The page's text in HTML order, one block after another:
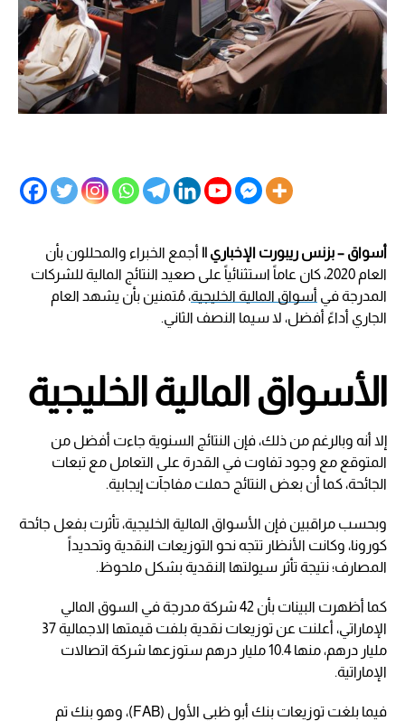
أسواق – بزنس ريبورت الإخباري || أجمع الخبراء والمحللون بأن
العام 2020، كان عاماً استثنائياً على صعيد النتائج المالية للشركات
المدرجة في أسواق المالية الخليجية، مُتمنين بأن يشهد العام
الجاري أداءً أفضل، لا سيما النصف الثاني.
الأسواق المالية الخليجية
إلا أنه وبالرغم من ذلك، فإن النتائج السنوية جاءت أفضل من
المتوقع مع وجود تفاوت في القدرة على التعامل مع تبعات
الجائحة، كما أن بعض النتائج حملت مفاجآت إيجابية.
وبحسب مراقبين فإن الأسواق المالية الخليجية، تأثرت بفعل جائحة
كورونا، وكانت الأنظار تتجه نحو التوزيعات النقدية وتحديداً
المصارف؛ نتيجة تأثر سيولتها النقدية بشكل ملحوظ.
كما أظهرت البينات بأن 42 شركة مدرجة في السوق المالي
الإماراتي، أعلنت عن توزيعات نقدية بلفت قيمتها الاجمالية 37
مليار درهم، منها 10.4 مليار درهم ستوزعها شركة اتصالات
الإماراتية.
فيما بلغت توزيعات بنك أبو ظبي الأول (FAB)، وهو بنك تم